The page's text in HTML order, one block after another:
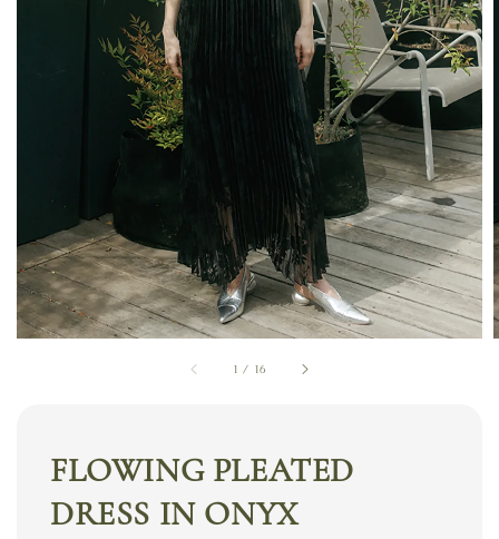
1 / 16
FLOWING PLEATED
DRESS IN ONYX